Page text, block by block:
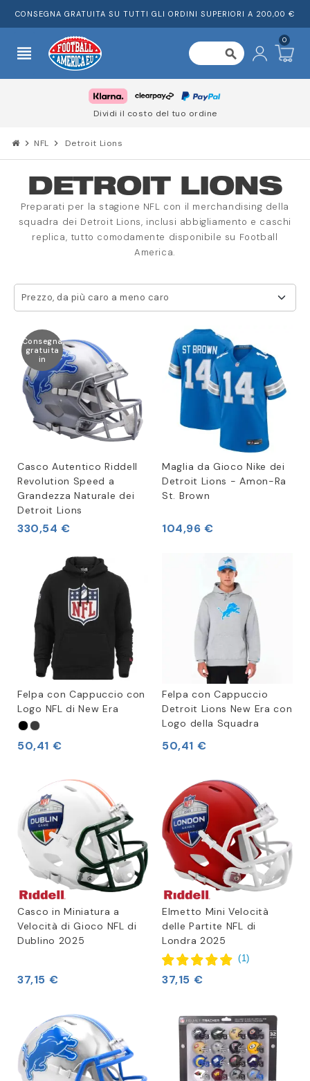
CONSEGNA GRATUITA SU TUTTI GLI ORDINI SUPERIORI A 200,00 €
view_headline search
0
Dividi il costo del tuo ordine
chevron_right NFL chevron_right Detroit Lions
DETROIT LIONS
Preparati per la stagione NFL con il merchandising della
squadra dei Detroit Lions, inclusi abbigliamento e caschi
replica, tutto comodamente disponibile su Football
America.
Prezzo, da più caro a meno caro
Consegna
gratuita
in
Casco Autentico Riddell
Revolution Speed a
Grandezza Naturale dei
Detroit Lions
330,54 €
Maglia da Gioco Nike dei
Detroit Lions - Amon-Ra
St. Brown
104,96 €
Felpa con Cappuccio con
Logo NFL di New Era
50,41 €
Felpa con Cappuccio
Detroit Lions New Era con
Logo della Squadra
50,41 €
Casco in Miniatura a
Velocità di Gioco NFL di
Dublino 2025
37,15 €
Elmetto Mini Velocità
delle Partite NFL di
Londra 2025
(1)
37,15 €